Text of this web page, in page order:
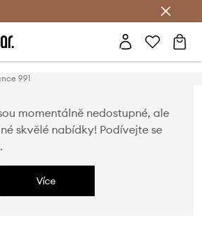
991
momentálně nedostupné, ale
skvělé nabídky! Podívejte se
Více